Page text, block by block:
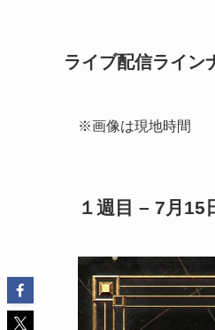
ライブ配信ライン
※画像は現地時間
１週目 – 7月15